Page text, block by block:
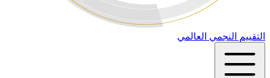
التقييم النجمي العالمي